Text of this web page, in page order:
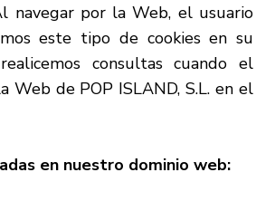
navegar por la Web, el usuario
este tipo de cookies en su
consultas cuando el
Web de POP ISLAND, S.L. en el
en nuestro dominio web: